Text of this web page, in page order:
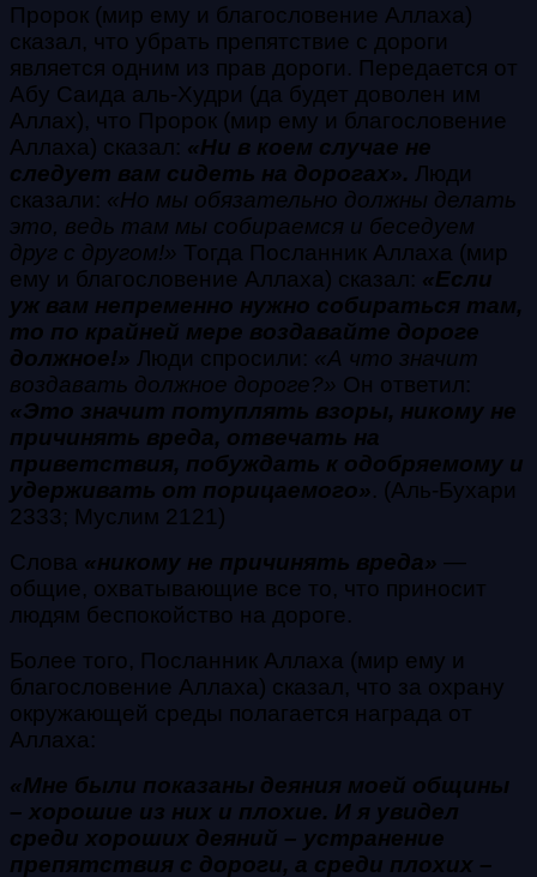
Пророк (мир ему и благословение Аллаха)
сказал, что убрать препятствие с дороги
является одним из прав дороги. Передается от
Абу Саида аль-Худри (да будет доволен им
Аллах), что Пророк (мир ему и благословение
Аллаха) сказал: «Ни в коем случае не
следует вам сидеть на дорогах». Люди
сказали: «Но мы обязательно должны делать
это, ведь там мы собираемся и беседуем
друг с другом!» Тогда Посланник Аллаха (мир
ему и благословение Аллаха) сказал: «Если
уж вам непременно нужно собираться там,
то по крайней мере воздавайте дороге
должное!» Люди спросили: «А что значит
воздавать должное дороге?» Он ответил:
«Это значит потуплять взоры, никому не
причинять вреда, отвечать на
приветствия, побуждать к одобряемому и
удерживать от порицаемого». (Аль-Бухари
2333; Муслим 2121)
Слова «никому не причинять вреда» —
общие, охватывающие все то, что приносит
людям беспокойство на дороге.
Более того, Посланник Аллаха (мир ему и
благословение Аллаха) сказал, что за охрану
окружающей среды полагается награда от
Аллаха:
«Мне были показаны деяния моей общины
– хорошие из них и плохие. И я увидел
среди хороших деяний – устранение
препятствия с дороги, а среди плохих –